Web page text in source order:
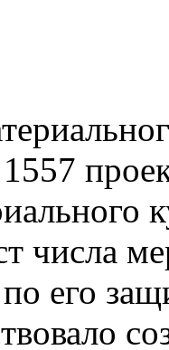
числа
его